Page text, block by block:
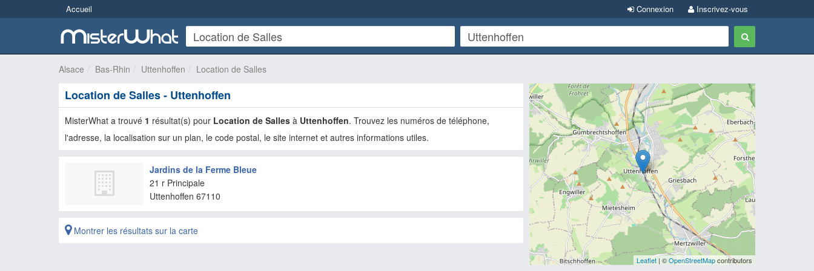
Accueil Inscrivez-vous
Connexion
Alsace Bas-Rhin Uttenhoffen Location de Salles
Location de Salles - Uttenhoffen
MisterWhat a trouvé 1 résultat(s) pour Location de Salles à Uttenhoffen. Trouvez les numéros de téléphone,
l'adresse, la localisation sur un plan, le code postal, le site internet et autres informations utiles.
Jardins de la Ferme Bleue
21 r Principale
Uttenhoffen 67110
Montrer les résultats sur la carte
Leaflet| ©OpenStreetMapcontributors